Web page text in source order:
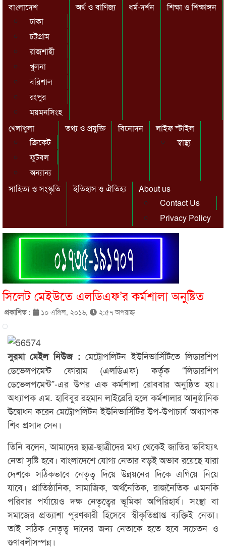
বাংলাদেশ
ঢাকা
চট্টগ্রাম
রাজশাহী
খুলনা
বরিশাল
রংপুর
ময়মনসিংহ
অর্থ ও বাণিজ্য ধর্ম-দর্শন শিক্ষা ও শিক্ষাঙ্গন
খেলাধুলা
ক্রিকেট
ফুটবল
অন্যান্য
তথ্য ও প্রযুক্তি বিনোদন
লাইফ স্টাইল
স্বাস্থ্য
সাহিত্য ও সংস্কৃতি ইতিহাস ও ঐতিহ্য
About us
Contact Us
Privacy Policy
সিলেট মেইউতে এলডিএফ’র কর্মশালা অনুষ্টিত
প্রকাশিত : ১০ এপ্রিল, ২০১৬, ২:৫৭ অপরাহ্ণ
সুরমা মেইল নিউজ : মেট্রোপলিটন ইউনিভার্সিটিতে লিডারশিপ
ডেভেলপমেন্ট ফোরাম (এলডিএফ) কর্তৃক “লিডারশিপ
ডেভেলপমেন্ট”-এর উপর এক কর্মশালা রোববার অনুষ্ঠিত হয়।
অধ্যাপক এম. হাবিবুর রহমান লাইব্রেরি হলে কর্মশালার আনুষ্ঠানিক
উদ্বোধন করেন মেট্রোপলিটন ইউনিভার্সিটির উপ-উপাচার্য অধ্যাপক
শিব প্রসাদ সেন।
তিনি বলেন, আমাদের ছাত্র-ছাত্রীদের মধ্য থেকেই জাতির ভবিষ্যৎ
নেতা সৃষ্টি হবে। বাংলাদেশে যোগ্য নেতার বড়ই অভাব রয়েছে যারা
দেশকে সঠিকভাবে নেতৃত্ব দিয়ে উন্নয়নের দিকে এগিয়ে নিয়ে
যাবে। প্রাতিষ্ঠানিক, সামাজিক, অর্থনৈতিক, রাজনৈতিক এমনকি
পরিবার পর্যায়েও দক্ষ নেতৃত্বের ভূমিকা অপিরিহার্য। সংস্থা বা
সমাজের প্রত্যাশা পূরণকারী হিসেবে স্বীকৃতিপ্রাপ্ত ব্যক্তিই নেতা।
তাই সঠিক নেতৃত্ব দানের জন্য নেতাকে হতে হবে সচেতন ও
গুণাবলীসম্পন্ন।